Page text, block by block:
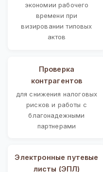
экономии рабочего
времени при
визировании типовых
актов
Проверка
контрагентов
для снижения налоговых
рисков и работы с
благонадежными
партнерами
Электронные путевые
листы (ЭПЛ)